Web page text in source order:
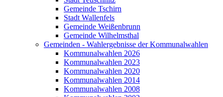
Gemeinde Tschirn
Stadt Wallenfels
Gemeinde Weißenbrunn
Gemeinde Wilhelmsthal
Gemeinden - Wahlergebnisse der Kommunalwahlen
Kommunalwahlen 2026
Kommunalwahlen 2023
Kommunalwahlen 2020
Kommunalwahlen 2014
Kommunalwahlen 2008